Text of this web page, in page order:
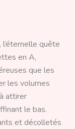
quête
en A,
que les
les volumes
attirer
le bas.
et décolletés